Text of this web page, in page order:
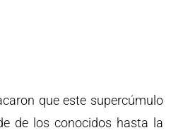
que este supercúmulo
de los conocidos hasta la